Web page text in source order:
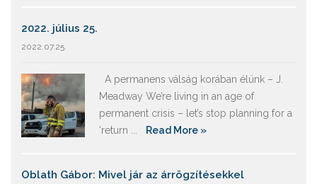
2022. július 25.
2022.07.25.
A permanens válság korában élünk – J.
Meadway We’re living in an age of
permanent crisis – let’s stop planning for a
‘return ...
Read More »
Oblath Gábor: Mivel jár az árrögzítésekkel